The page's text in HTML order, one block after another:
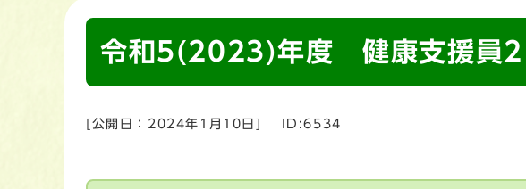
令和5(2023)年度 健康支援員
[公開日： 2024年1月10日 ID:6534